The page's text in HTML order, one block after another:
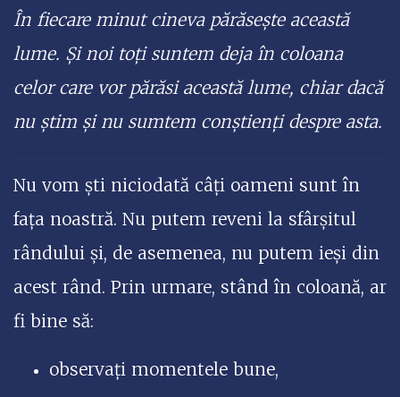
În fiecare minut cineva părăsește această
lume. Şi noi toţi suntem deja în coloana
celor care vor părăsi această lume, chiar dacă
nu ştim şi nu sumtem conştienţi despre asta.
Nu vom ști niciodată câți oameni sunt în
fața noastră. Nu putem reveni la sfârșitul
rândului și, de asemenea, nu putem ieși din
acest rând. Prin urmare, stând în coloană, ar
fi bine să:
observați momentele bune,